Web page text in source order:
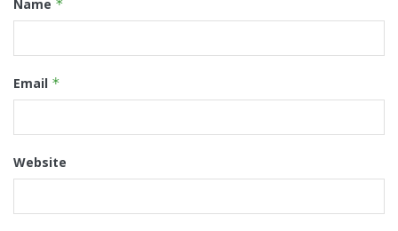
Name *
Email *
Website